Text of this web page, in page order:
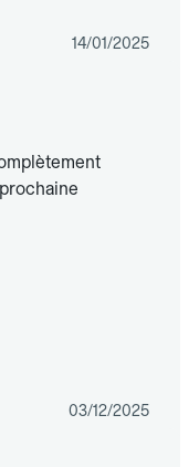
14/01/2025
03/12/2025